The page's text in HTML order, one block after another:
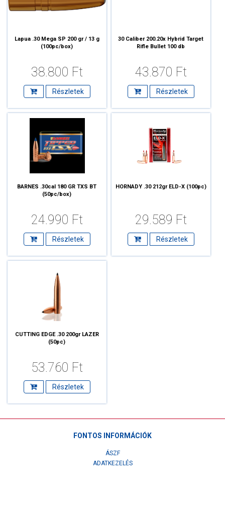
Lapua .30 Mega SP 200 gr / 13 g
(100pc/box)
38.800 Ft
Részletek
30 Caliber 200.20x Hybrid Target
Rifle Bullet 100 db
43.870 Ft
Részletek
BARNES .30cal 180 GR TXS BT
(50pc/box)
24.990 Ft
Részletek
HORNADY .30 212gr ELD-X (100pc)
29.589 Ft
Részletek
CUTTING EDGE .30 200gr LAZER
(50pc)
53.760 Ft
Részletek
FONTOS INFORMÁCIÓK
ÁSZF
ADATKEZELÉS